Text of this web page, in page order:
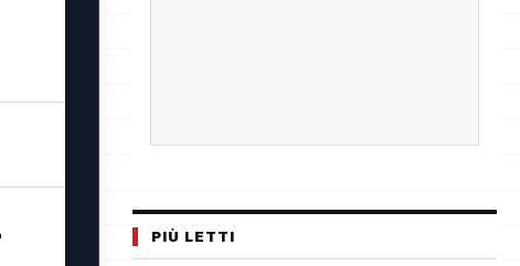
PIÙ LETTI